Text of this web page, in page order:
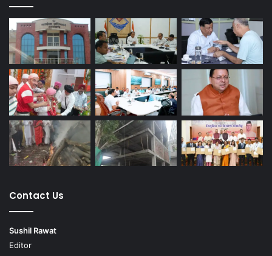
Contact Us
Sushil Rawat
Editor